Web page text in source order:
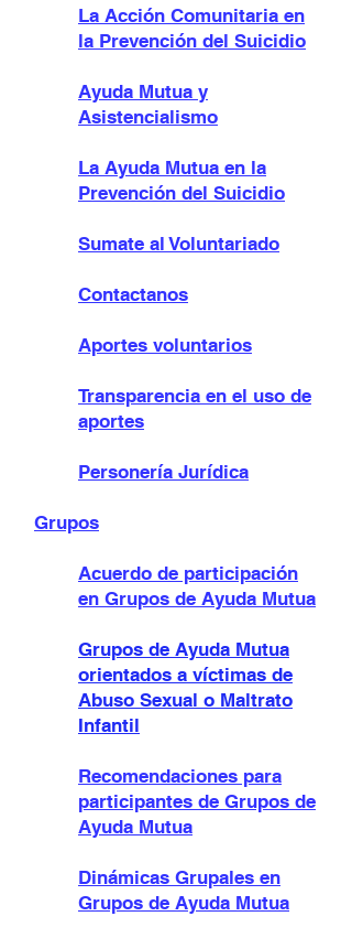
La Acción Comunitaria en
la Prevención del Suicidio
Ayuda Mutua y
Asistencialismo
La Ayuda Mutua en la
Prevención del Suicidio
Sumate al Voluntariado
Contactanos
Aportes voluntarios
Transparencia en el uso de
aportes
Personería Jurídica
Grupos
Acuerdo de participación
en Grupos de Ayuda Mutua
Grupos de Ayuda Mutua
orientados a víctimas de
Abuso Sexual o Maltrato
Infantil
Recomendaciones para
participantes de Grupos de
Ayuda Mutua
Dinámicas Grupales en
Grupos de Ayuda Mutua